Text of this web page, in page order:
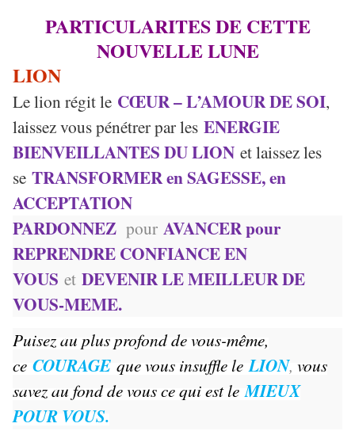
PARTICULARITES DE CETTE
NOUVELLE LUNE
LION
Le lion régit le CŒUR – L’AMOUR DE SOI,
laissez vous pénétrer par les ENERGIE
BIENVEILLANTES DU LION et laissez les
se TRANSFORMER en SAGESSE, en
ACCEPTATION
PARDONNEZ pour AVANCER pour
REPRENDRE CONFIANCE EN
VOUS et DEVENIR LE MEILLEUR DE
VOUS-MEME.
Puisez au plus profond de vous-même,
ce COURAGE que vous insuffle le LION, vous
savez au fond de vous ce qui est le MIEUX
POUR VOUS.